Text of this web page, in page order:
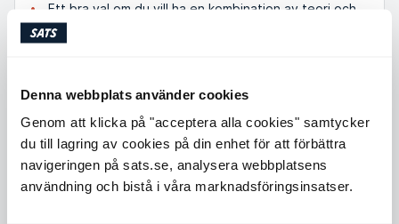
Denna webbplats använder cookies
Genom att klicka på "acceptera alla cookies" samtycker
du till lagring av cookies på din enhet för att förbättra
navigeringen på sats.se, analysera webbplatsens
användning och bistå i våra marknadsföringsinsatser.
Ett bra val om du vill ha en kombination av teori och
lång praktisk erfarenhet
Level 3
Level 4